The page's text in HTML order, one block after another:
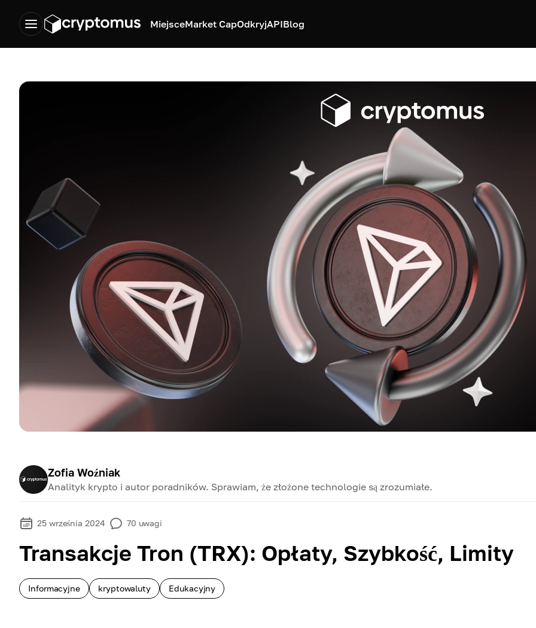
MiejsceMarket CapOdkryjAPIBlog
Zofia Woźniak
Analityk krypto i autor poradników. Sprawiam, że złożone technologie są zrozumiałe.
25 września 2024 70 uwagi
Transakcje Tron (TRX): Opłaty, Szybkość, Limity
Informacyjne kryptowaluty Edukacyjny